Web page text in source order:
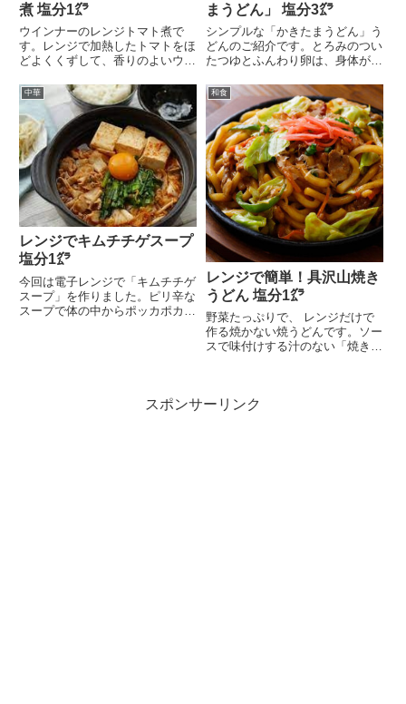
煮 塩分1㌘
ウインナーのレンジトマト煮で
す。レンジで加熱したトマトをほ
どよくくずして、香りのよいウイ
まうどん」 塩分3㌘
シンプルな「かきたまうどん」う
どんのご紹介です。とろみのつい
たつゆとふんわり卵は、身体がと
中華
レンジでキムチチゲスープ
塩分1㌘
今回は電子レンジで「キムチチゲ
スープ」を作りました。ピリ辛な
スープで体の中からポッカポカに
和食
レンジで簡単！具沢山焼き
うどん 塩分1㌘
野菜たっぷりで、 レンジだけで
作る焼かない焼うどんです。ソー
スで味付けする汁のない「焼きう
スポンサーリンク